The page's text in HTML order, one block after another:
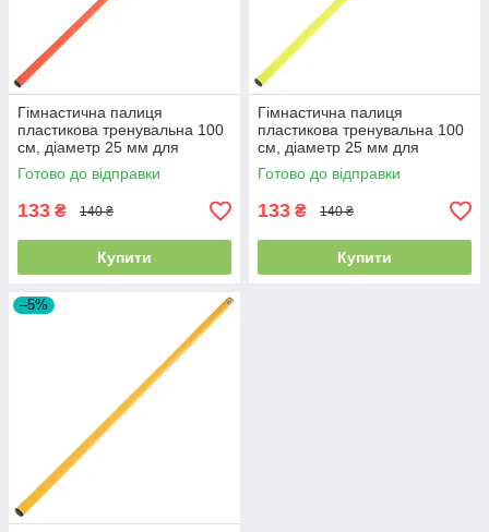
Гімнастична палиця
пластикова тренувальна 100
см, діаметр 25 мм для
фітнесу, гімнастики та
реабілітації FI-2025-1,
Помаранчевий
Готово до відправки
133 ₴ 140 ₴
Купити
Гімнастична палиця
пластикова тренувальна 100
см, діаметр 25 мм для
фітнесу, гімнастики та
реабілітації FI-2025-1,
Салатовий
Готово до відправки
133 ₴ 140 ₴
Купити
–5%